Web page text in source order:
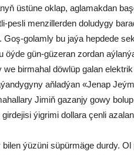
üs­tü­ne ok­lap, ag­la­mak­dan
pes­li men­zil­ler­den do­lu­dy­gy
go­lam­ly bu ja­ýa hep­de­de
öý­de gün-gü­ze­ran zor­dan
bir­ma­hal döw­lüp ga­lan
aň­lad­ýan «Je­nap
Jimiň ga­zan­jy go­wy
ýig­ri­mi dol­la­ra çen­li
ýü­zü­ni sü­pür­mä­ge dur­dy.